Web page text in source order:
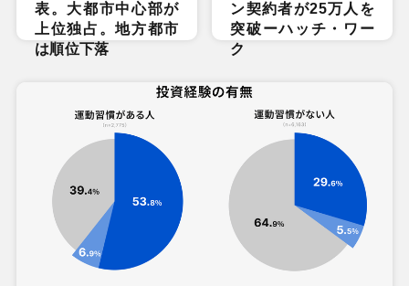
表。大都市中心部が
上位独占。地方都市
は順位下落
ン契約者が25万人を
突破ーハッチ・ワー
ク